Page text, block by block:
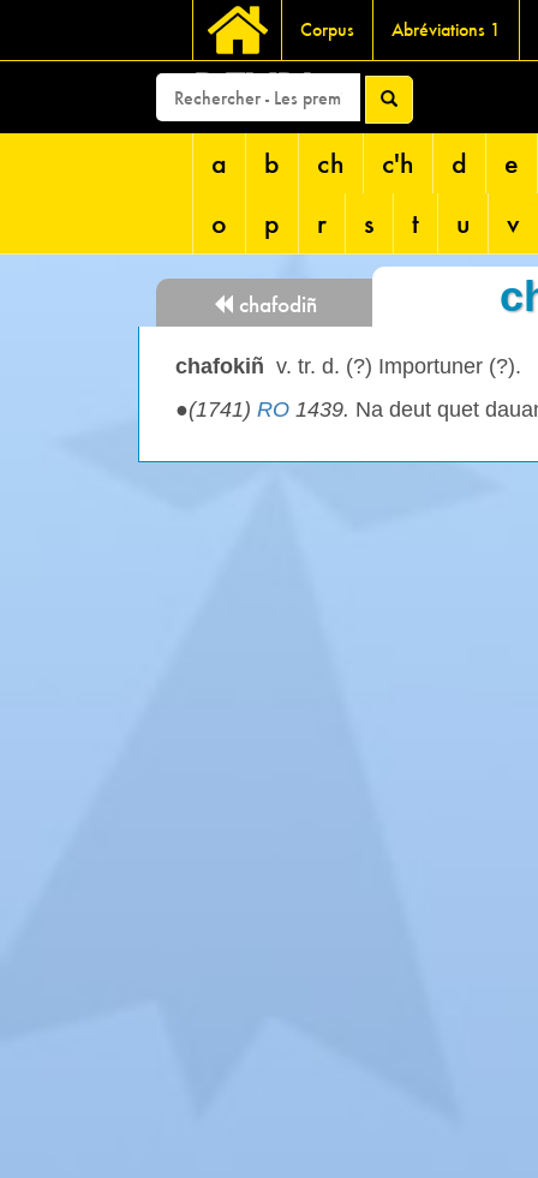
Corpus Abréviations 1
DEVRI
a b ch c'h d
e
o
p r s t u v
chafodiñ
chafokiñ v. tr. d. (?) Importuner (?).
●(1741) RO 1439. Na deut quet